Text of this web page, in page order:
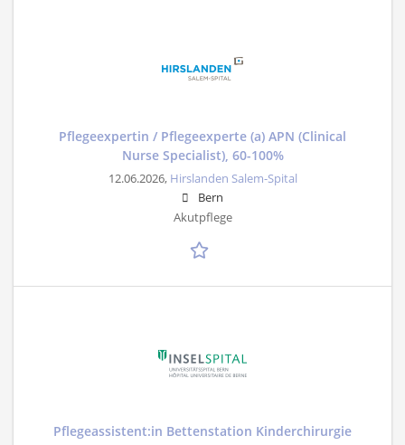
Pflegeexpertin / Pflegeexperte (a) APN (Clinical
Nurse Specialist), 60-100%
12.06.2026, Hirslanden Salem-Spital
Bern
Akutpflege
Pflegeassistent:in Bettenstation Kinderchirurgie